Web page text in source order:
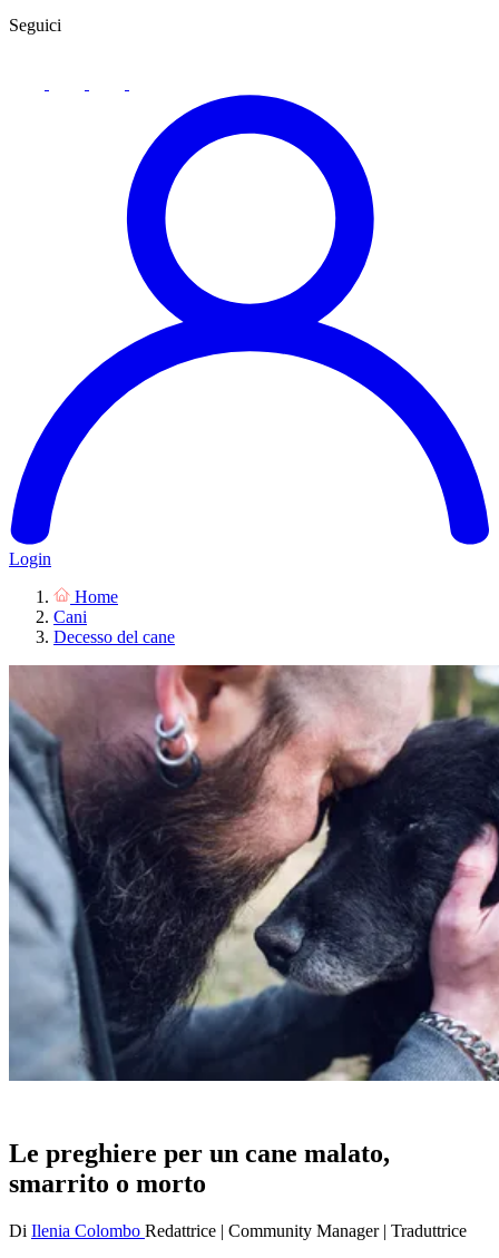
Seguici
Login
Home
Cani
Decesso del cane
Le preghiere per un cane malato,
smarrito o morto
Di Ilenia Colombo Redattrice | Community Manager | Traduttrice